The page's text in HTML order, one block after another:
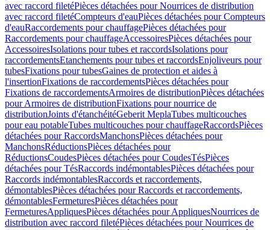
avec raccord filetéPièces détachées pour Nourrices de distribution
avec raccord filetéCompteurs d'eauPièces détachées pour Compteurs
d'eauRaccordements pour chauffagePièces détachées pour
Raccordements pour chauffageAccessoiresPièces détachées pour
AccessoiresIsolations pour tubes et raccordsIsolations pour
raccordementsEtanchements pour tubes et raccordsEnjoliveurs pour
tubesFixations pour tubesGaines de protection et aides à
l'insertionFixations de raccordementsPièces détachées pour
Fixations de raccordementsArmoires de distributionPièces détachées
pour Armoires de distributionFixations pour nourrice de
distributionJoints d'étanchéitéGeberit MeplaTubes multicouches
pour eau potableTubes multicouches pour chauffageRaccordsPièces
détachées pour RaccordsManchonsPièces détachées pour
ManchonsRéductionsPièces détachées pour
RéductionsCoudesPièces détachées pour CoudesTésPièces
détachées pour TésRaccords indémontablesPièces détachées pour
Raccords indémontablesRaccords et raccordements,
démontablesPièces détachées pour Raccords et raccordements,
démontablesFermeturesPièces détachées pour
FermeturesAppliquesPièces détachées pour AppliquesNourrices de
distribution avec raccord filetéPièces détachées pour Nourrices de